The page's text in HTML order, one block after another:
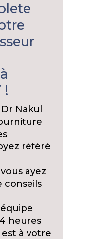
!
Nakul
référé
ayez
conseils
heures
est à votre